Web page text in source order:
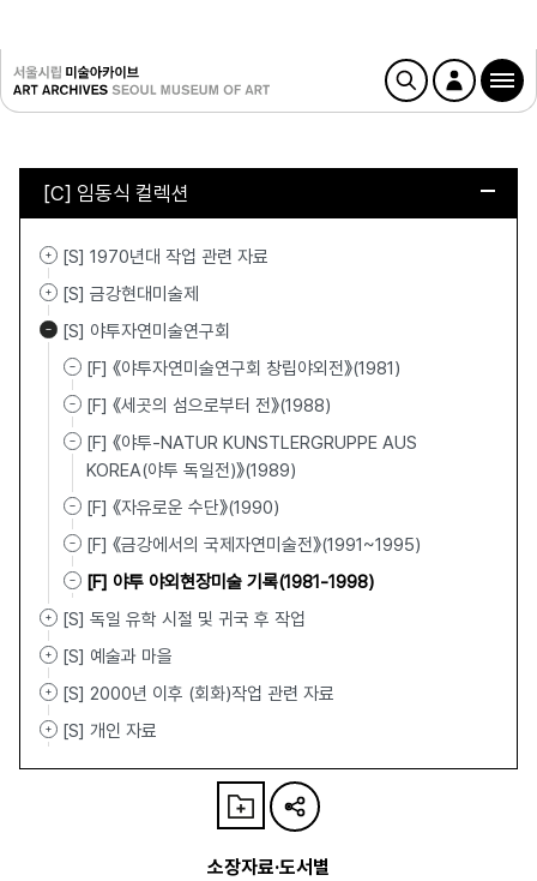
[C] 임동식 컬렉션
[S] 1970년대 작업 관련 자료
[S] 금강현대미술제
[S] 야투자연미술연구회
[F] 《야투자연미술연구회 창립야외전》(1981)
[F] 《세곳의 섬으로부터 전》(1988)
[F] 《야투-NATUR KUNSTLERGRUPPE AUS
KOREA(야투 독일전)》(1989)
[F] 《자유로운 수단》(1990)
[F] 《금강에서의 국제자연미술전》(1991~1995)
[F] 야투 야외현장미술 기록(1981-1998)
[S] 독일 유학 시절 및 귀국 후 작업
[S] 예술과 마을
[S] 2000년 이후 (회화)작업 관련 자료
[S] 개인 자료
소장자료·도서별